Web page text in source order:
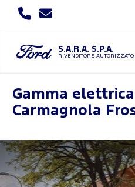
S.A.R.A. S.P.A.
RIVENDITORE
Gamma elettrica
Carmagnola